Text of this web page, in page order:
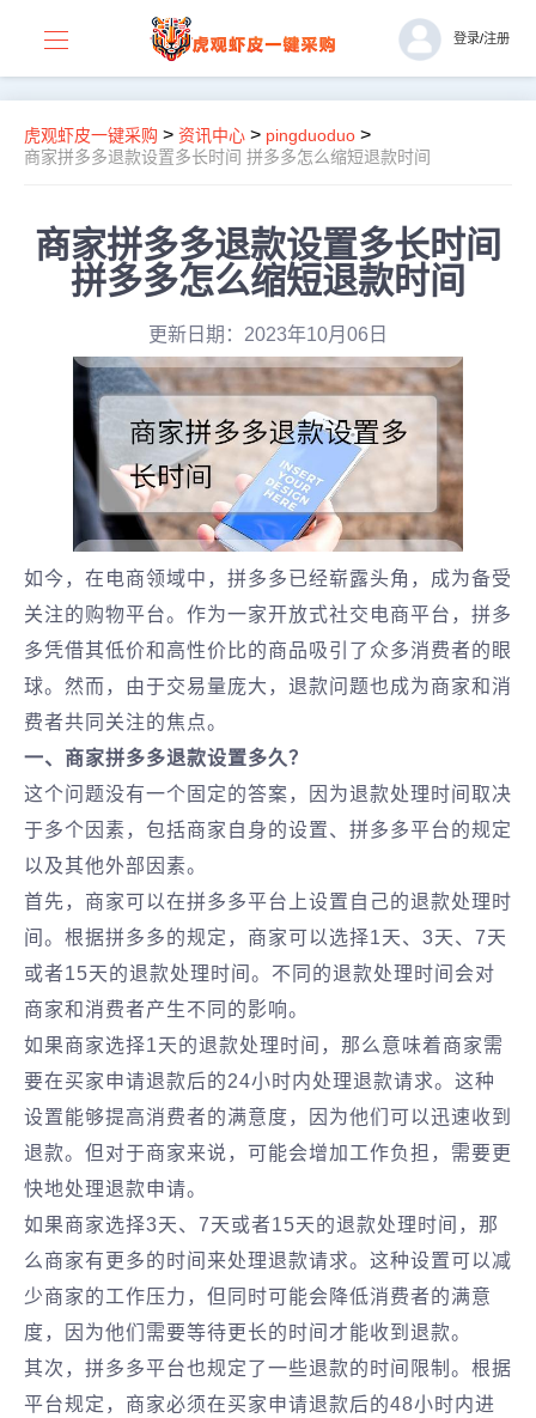
登录/注册
虎观虾皮一键采购 > 资讯中心 > pingduoduo >
商家拼多多退款设置多长时间 拼多多怎么缩短退款时间
商家拼多多退款设置多长时间
拼多多怎么缩短退款时间
更新日期：2023年10月06日
如今，在电商领域中，拼多多已经崭露头角，成为备受
关注的购物平台。作为一家开放式社交电商平台，拼多
多凭借其低价和高性价比的商品吸引了众多消费者的眼
球。然而，由于交易量庞大，退款问题也成为商家和消
费者共同关注的焦点。
一、商家拼多多退款设置多久？
这个问题没有一个固定的答案，因为退款处理时间取决
于多个因素，包括商家自身的设置、拼多多平台的规定
以及其他外部因素。
首先，商家可以在拼多多平台上设置自己的退款处理时
间。根据拼多多的规定，商家可以选择1天、3天、7天
或者15天的退款处理时间。不同的退款处理时间会对
商家和消费者产生不同的影响。
如果商家选择1天的退款处理时间，那么意味着商家需
要在买家申请退款后的24小时内处理退款请求。这种
设置能够提高消费者的满意度，因为他们可以迅速收到
退款。但对于商家来说，可能会增加工作负担，需要更
快地处理退款申请。
如果商家选择3天、7天或者15天的退款处理时间，那
么商家有更多的时间来处理退款请求。这种设置可以减
少商家的工作压力，但同时可能会降低消费者的满意
度，因为他们需要等待更长的时间才能收到退款。
其次，拼多多平台也规定了一些退款的时间限制。根据
平台规定，商家必须在买家申请退款后的48小时内进